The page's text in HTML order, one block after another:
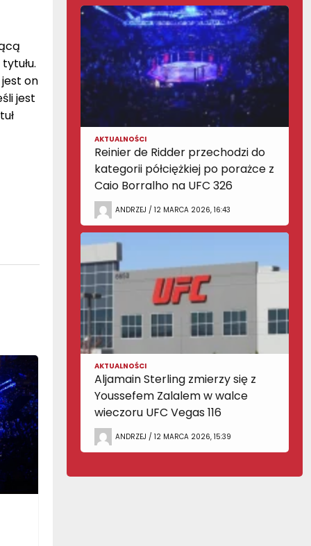
on
jest
AKTUALNOŚCI
Reinier de Ridder przechodzi do
kategorii półciężkiej po porażce z
Caio Borralho na UFC 326
ANDRZEJ / 12 MARCA 2026, 16:43
AKTUALNOŚCI
Aljamain Sterling zmierzy się z
Youssefem Zalalem w walce
wieczoru UFC Vegas 116
ANDRZEJ / 12 MARCA 2026, 15:39